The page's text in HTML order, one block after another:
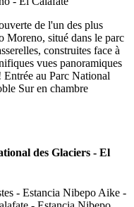
de l'un des plus
Moreno, situé dans le parc
construites face à
vues panoramiques
au Parc National
Sur en chambre
des Glaciers - El